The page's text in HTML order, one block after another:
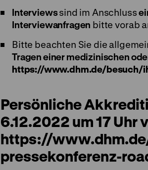
Interviewssind im Anschluss
Interviewanfragen bitte vorab
Bitte beachten Sie die
Tragen einer medizinischen
https://www.dhm.de/besuch/
Persönliche
6.12.2022 um 17 Uhr
https://
pressekonferenz-